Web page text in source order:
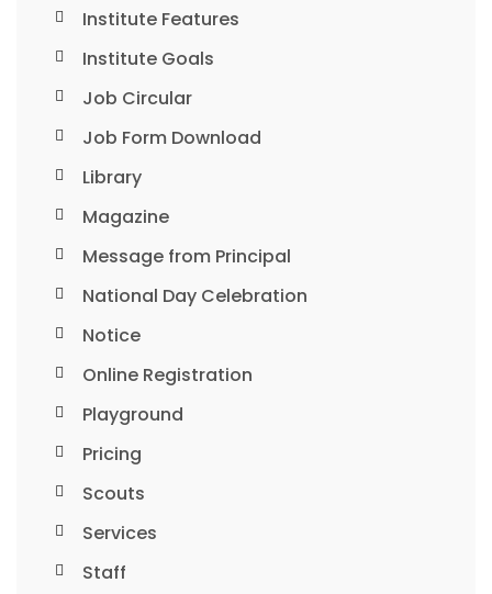
Institute Features
Institute Goals
Job Circular
Job Form Download
Library
Magazine
Message from Principal
National Day Celebration
Notice
Online Registration
Playground
Pricing
Scouts
Services
Staff